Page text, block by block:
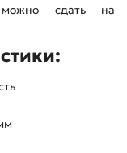
сдать на